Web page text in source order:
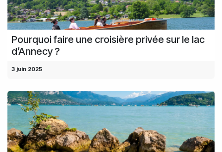
Pourquoi faire une croisière privée sur le lac
d’Annecy ?
3 juin 2025